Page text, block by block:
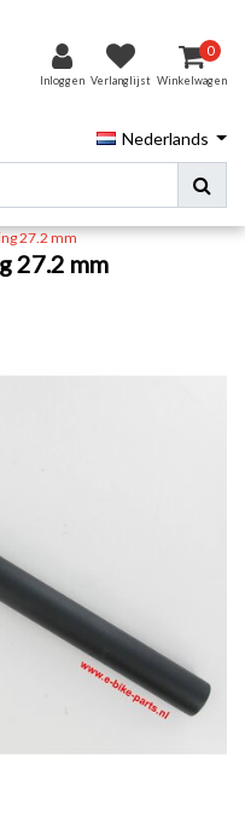
Inloggen Verlanglijst
0
Winkelwagen
Nederlands
27.2 mm
27.2 mm